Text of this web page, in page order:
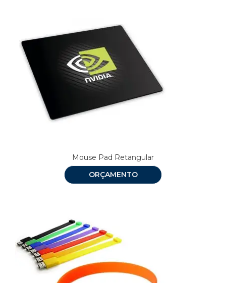
Mouse Pad Retangular
ORÇAMENTO